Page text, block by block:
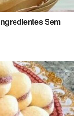
Sem